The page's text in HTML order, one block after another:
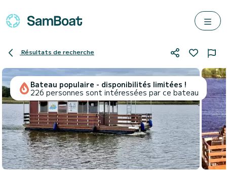
Résultats de recherche
Bateau populaire - disponibilités limitées !
226 personnes sont intéressées par ce bateau